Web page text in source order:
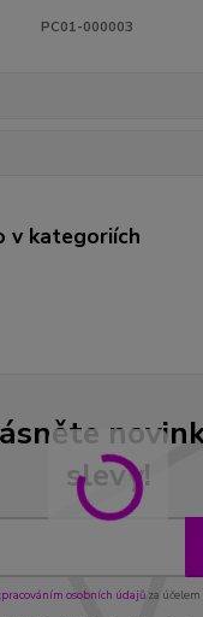
PC01-000003
v kategoriích
slevy!
osobních údajůza účelem